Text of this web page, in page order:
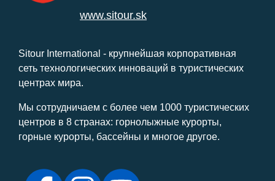
www.sitour.sk
Sitour International - крупнейшая корпоративная
сеть технологических инноваций в туристических
центрах мира.
Мы сотрудничаем с более чем 1000 туристических
центров в 8 странах: горнолыжные курорты,
горные курорты, бассейны и многое другое.